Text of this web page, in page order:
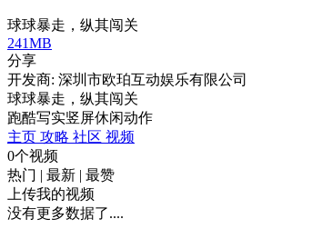
球球暴走，纵其闯关
241MB
分享
开发商: 深圳市欧珀互动娱乐有限公司
球球暴走，纵其闯关
跑酷写实竖屏休闲动作
主页 攻略 社区 视频
0个视频
热门 | 最新 | 最赞
上传我的视频
没有更多数据了....